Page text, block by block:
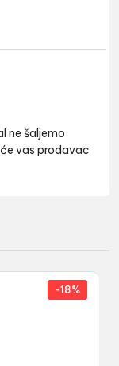
ne šaljemo
vas prodavac
-18%